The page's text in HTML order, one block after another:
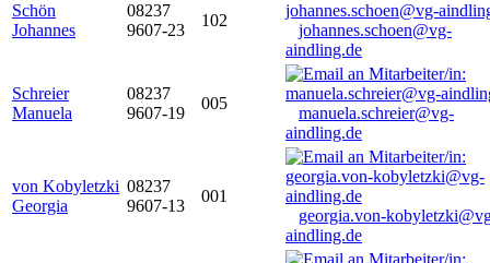
Schön
Johannes
08237
9607-23
102
johannes.schoen@vg-
aindling.de
Schreier
Manuela
08237
9607-19
005
manuela.schreier@vg-
aindling.de
von Kobyletzki
Georgia
08237
9607-13
001
georgia.von-
aindling.de